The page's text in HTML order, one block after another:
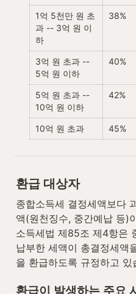
1억 5천만 원 초
과 -- 3억 원 이
하
38%
3억 원 초과 --
5억 원 이하
40%
5억 원 초과 --
10억 원 이하
42%
10억 원 초과 45%
환급 대상자
종합소득세 결정세액보다
액(원천징수, 중간예납 등)
소득세법 제85조 제4항은
납부한 세액이 총결정세액
을 환급하도록 규정하고 있
환급이 발생하는 주요